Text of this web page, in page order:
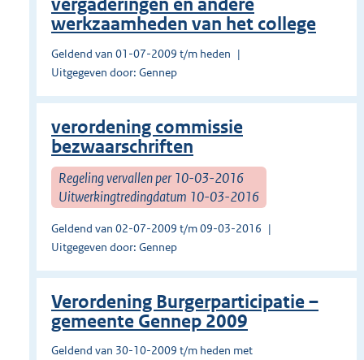
vergaderingen en andere
werkzaamheden van het college
Geldend van 01-07-2009 t/m heden
Uitgegeven door: Gennep
verordening commissie
bezwaarschriften
Regeling vervallen per 10-03-2016
Uitwerkingtredingdatum 10-03-2016
Geldend van 02-07-2009 t/m 09-03-2016
Uitgegeven door: Gennep
Verordening Burgerparticipatie –
gemeente Gennep 2009
Geldend van 30-10-2009 t/m heden met